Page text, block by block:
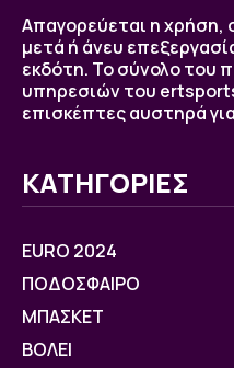
Απαγορεύεται η χρήση,
μετά ή άνευ
εκδότη. Το σύνολο του
υπηρεσιών του
επισκέπτες αυστηρά
ΚΑΤΗΓΟΡΙΕΣ
EURO 2024
ΠΟΔΟΣΦΑΙΡΟ
ΜΠΑΣΚΕΤ
ΒOΛΕΙ